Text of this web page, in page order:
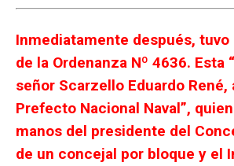
Inmediatamente después,
de la Ordenanza Nº 4636. Esta
señor Scarzello Eduardo René,
Prefecto Nacional Naval”,
manos del presidente del
de un concejal por bloque y el